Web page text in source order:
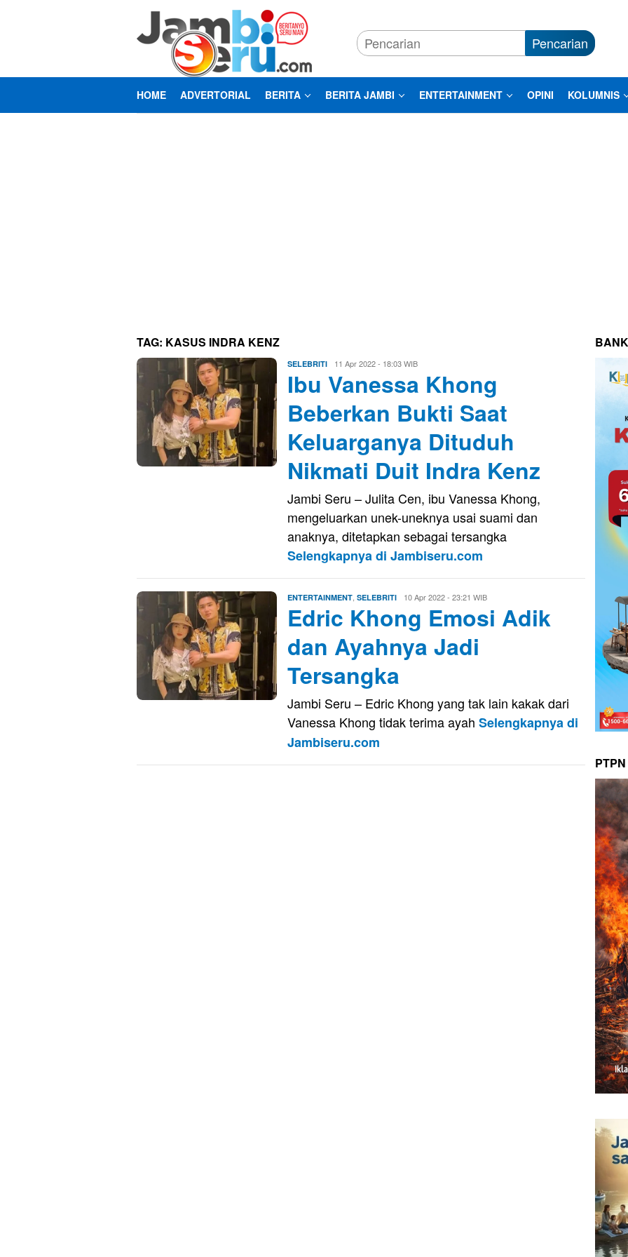
Pencarian
HOME ADVERTORIAL BERITA BERITA JAMBI ENTERTAINMENT OPINI KOLUMNIS
TAG: KASUS INDRA KENZ
SELEBRITI Eri
Saputra
11 Apr 2022 - 18:03 WIB
Ibu Vanessa Khong
Beberkan Bukti Saat
Keluarganya Dituduh
Nikmati Duit Indra Kenz
Jambi Seru – Julita Cen, ibu Vanessa Khong,
mengeluarkan unek-uneknya usai suami dan
anaknya, ditetapkan sebagai tersangka
Selengkapnya di Jambiseru.com
ENTERTAINMENT SELEBRITI Evo
10 Apr 2022 - 23:21 WIB
Edric Khong Emosi Adik
dan Ayahnya Jadi
Tersangka
Jambi Seru – Edric Khong yang tak lain kakak dari
Vanessa Khong tidak terima ayah Selengkapnya di
Jambiseru.com